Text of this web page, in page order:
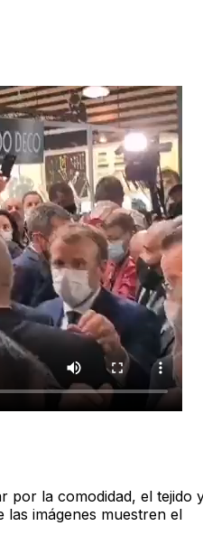
por la comodidad, el tejido
imágenes muestren el